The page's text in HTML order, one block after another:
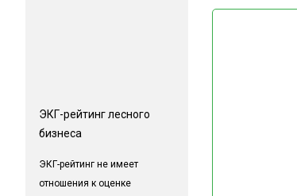
ЭКГ-рейтинг лесного
бизнеса
ЭКГ-рейтинг не имеет
отношения к оценке